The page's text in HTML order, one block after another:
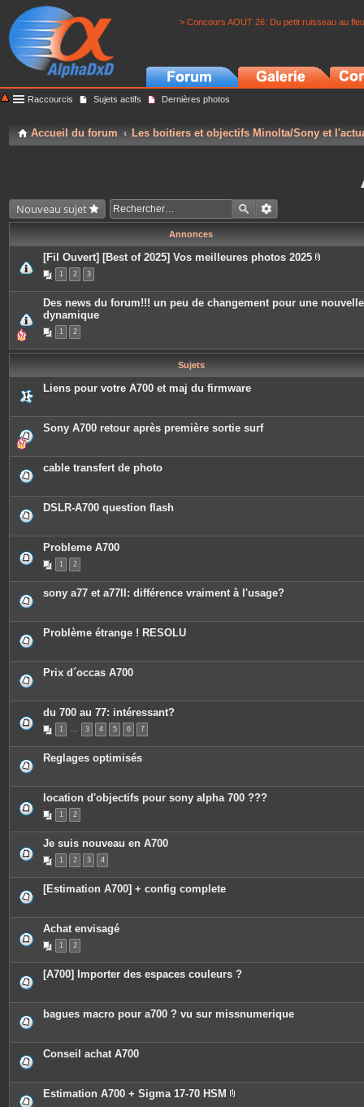
> Concours AOUT 26: Du petit ruisseau au
Raccourcis Sujets actifs Dernières photos
Accueil du forum Les boitiers et objectifs Minolta/Sony et
Nouveau sujet
Annonces
[Fil Ouvert] [Best of 2025] Vos meilleures photos 2025
c
e
n
1 2 3
Des news du forum!!! un peu de changement pour une nouvelle
dynamique
1 2
Sujets
Liens pour votre A700 et maj du firmware
Sony A700 retour après première sortie surf
cable transfert de photo
DSLR-A700 question flash
Probleme A700
1 2
sony a77 et a77II: différence vraiment à l'usage?
Problème étrange ! RESOLU
Prix d´occas A700
du 700 au 77: intéressant?
1 … 3 4 5 6 7
Reglages optimisés
location d'objectifs pour sony alpha 700 ???
1 2
Je suis nouveau en A700
1 2 3 4
[Estimation A700] + config complete
Achat envisagé
1 2
[A700] Importer des espaces couleurs ?
bagues macro pour a700 ? vu sur missnumerique
Conseil achat A700
Estimation A700 + Sigma 17-70 HSM